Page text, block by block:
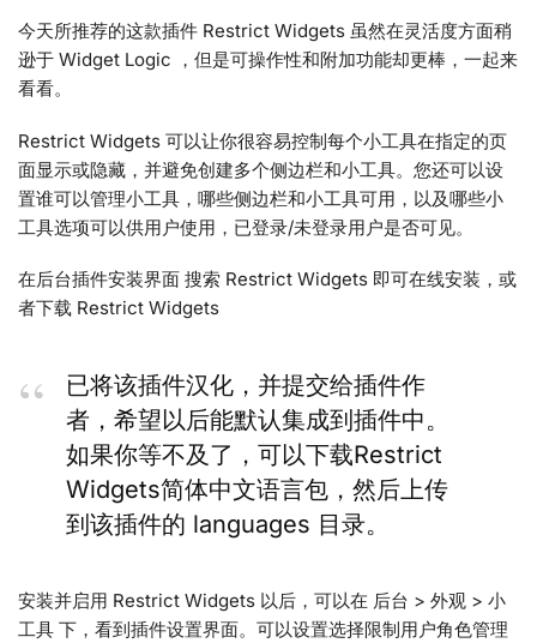
今天所推荐的这款插件 Restrict Widgets 虽然在灵活度方面稍
逊于 Widget Logic ，但是可操作性和附加功能却更棒，一起来
看看。
Restrict Widgets 可以让你很容易控制每个小工具在指定的页
面显示或隐藏，并避免创建多个侧边栏和小工具。您还可以设
置谁可以管理小工具，哪些侧边栏和小工具可用，以及哪些小
工具选项可以供用户使用，已登录/未登录用户是否可见。
在后台插件安装界面 搜索 Restrict Widgets 即可在线安装，或
者下载 Restrict Widgets
已将该插件汉化，并提交给插件作
者，希望以后能默认集成到插件中。
如果你等不及了，可以下载Restrict
Widgets简体中文语言包，然后上传
到该插件的 languages 目录。
安装并启用 Restrict Widgets 以后，可以在 后台 > 外观 > 小
工具 下，看到插件设置界面。可以设置选择限制用户角色管理